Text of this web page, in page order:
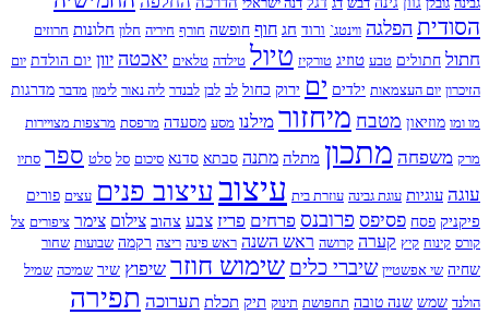
הסודית הפלגה ווינטג` ורוד חג חוף חופשה חורף חיריה חלון חלונות חרוזים
חתול חתולים טבע טוזיג טורקיז טיול טילדה טלאים יאכטה יוון יום הולדת יום
הזיכרון יום העצמאות ילדים ים ירוק כחול לב לבן לבנדר ליה נאור לימון מדבר מדרגות
מו ומו מוזיאון מטבח מיחזור מילנו מסע מסעדה מרפסת מרצפות מצויירות
מרק משפחה מתכון מתלה מתנה סבתא סדנא סיכום סל סלט ספר סתיו
עוגה עוגיות עוגת גבינה עוזרת בית עיצובעיצוב פנים עצים פורים
פיקניק פסח פסיפס פרובנס פרחים פריז צבע צהוב צילום צימר ציפורים צל
קורס קינוח קיץ קערה קרושה ראש השנה ראש פינה ריצה רקמה שבועות שחור
שחיה שי אפשטיין שיברי כליםשימוש חוזר שיפוץ שיר שמיכה שמיל
הולנד שמש שנה טובה תחפושת תינוק תיק תכלת תערוכה תפירה